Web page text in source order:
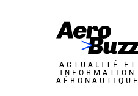
ACTUALITÉ ET
INFORMATION
AÉRONAUTIQUE